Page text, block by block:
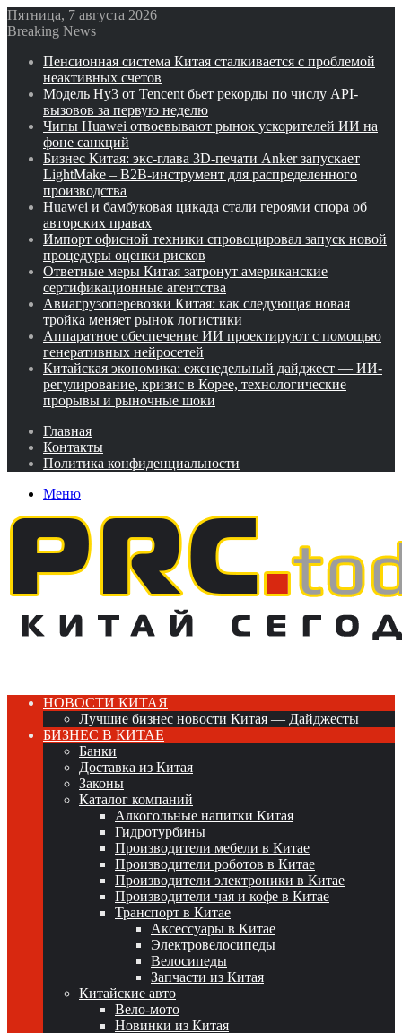
Пятница, 7 августа 2026
Breaking News
Пенсионная система Китая сталкивается с проблемой
неактивных счетов
Модель Hy3 от Tencent бьет рекорды по числу API-
вызовов за первую неделю
Чипы Huawei отвоевывают рынок ускорителей ИИ на
фоне санкций
Бизнес Китая: экс-глава 3D-печати Anker запускает
LightMake – B2B-инструмент для распределенного
производства
Huawei и бамбуковая цикада стали героями спора об
авторских правах
Импорт офисной техники спровоцировал запуск новой
процедуры оценки рисков
Ответные меры Китая затронут американские
сертификационные агентства
Авиагрузоперевозки Китая: как следующая новая
тройка меняет рынок логистики
Аппаратное обеспечение ИИ проектируют с помощью
генеративных нейросетей
Китайская экономика: еженедельный дайджест — ИИ-
регулирование, кризис в Корее, технологические
прорывы и рыночные шоки
Главная
Контакты
Политика конфиденциальности
Меню
НОВОСТИ КИТАЯ
Лучшие бизнес новости Китая — Дайджесты
БИЗНЕС В КИТАЕ
Банки
Доставка из Китая
Законы
Каталог компаний
Алкогольные напитки Китая
Гидротурбины
Производители мебели в Китае
Производители роботов в Китае
Производители электроники в Китае
Производители чая и кофе в Китае
Транспорт в Китае
Аксессуары в Китае
Электровелосипеды
Велосипеды
Запчасти из Китая
Китайские авто
Вело-мото
Новинки из Китая